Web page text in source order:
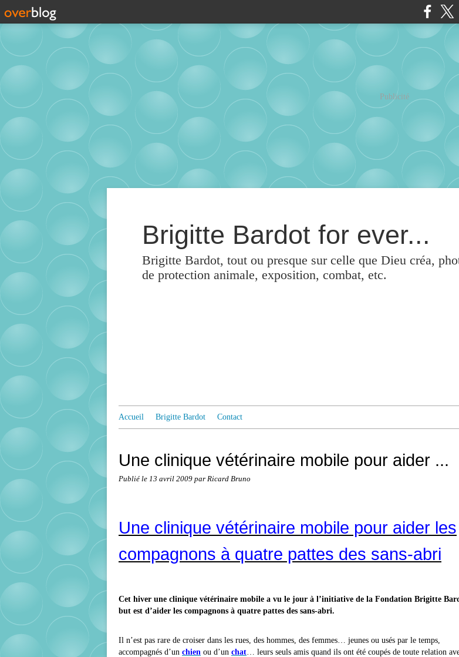
Publicité
Brigitte Bardot for ever...
Brigitte Bardot, tout ou presque sur celle que Dieu créa,
de protection animale, exposition, combat, etc.
Accueil Brigitte Bardot Contact
Une clinique vétérinaire mobile pour aider ...
Publié le 13 avril 2009 par Ricard Bruno
Une clinique vétérinaire mobile pour aider les
compagnons à quatre pattes des sans-abri
Cet hiver une clinique vétérinaire mobile a vu le jour à l’initiative de la Fondation Brigitte
but est d’aider les compagnons à quatre pattes des sans-abri.
Il n’est pas rare de croiser dans les rues, des hommes, des femmes… jeunes ou usés par le temps,
accompagnés d’un chien ou d’un chat… leurs seuls amis quand ils ont été coupés de toute relation